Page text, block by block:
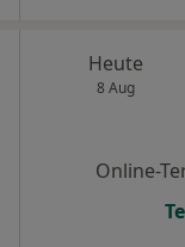
Heute
8 Aug
Online-